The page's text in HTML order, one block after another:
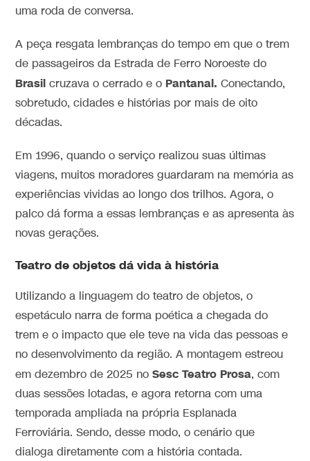
uma roda de conversa.
A peça resgata lembranças do tempo em que o trem
de passageiros da Estrada de Ferro Noroeste do
Brasil cruzava o cerrado e o Pantanal.Conectando,
sobretudo, cidades e histórias por mais de oito
décadas.
Em 1996, quando o serviço realizou suas últimas
viagens, muitos moradores guardaram na memória as
experiências vividas ao longo dos trilhos. Agora, o
palco dá forma a essas lembranças e as apresenta às
novas gerações.
Teatro de objetos dá vida à história
Utilizando a linguagem do teatro de objetos, o
espetáculo narra de forma poética a chegada do
trem e o impacto que ele teve na vida das pessoas e
no desenvolvimento da região. A montagem estreou
em dezembro de 2025 noSesc Teatro Prosa, com
duas sessões lotadas, e agora retorna com uma
temporada ampliada na própria Esplanada
Ferroviária. Sendo, desse modo, o cenário que
dialoga diretamente com a história contada.